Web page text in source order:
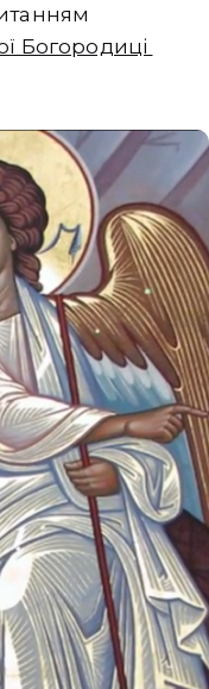
Богородиці